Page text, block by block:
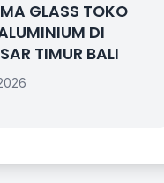
GLASS TOKO
DI
TIMUR BALI